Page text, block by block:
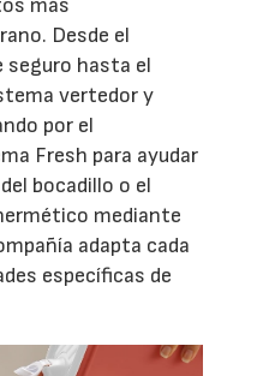
más
Desde el
hasta el
vertedor y
por el
Fresh para ayudar
bocadillo o el
mediante
adapta cada
específicas de